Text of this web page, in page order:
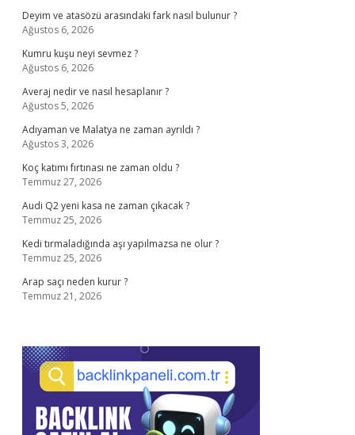
Deyim ve atasözü arasındaki fark nasıl bulunur ?
Ağustos 6, 2026
Kumru kuşu neyi sevmez ?
Ağustos 6, 2026
Averaj nedir ve nasıl hesaplanır ?
Ağustos 5, 2026
Adıyaman ve Malatya ne zaman ayrıldı ?
Ağustos 3, 2026
Koç katımı fırtınası ne zaman oldu ?
Temmuz 27, 2026
Audi Q2 yeni kasa ne zaman çıkacak ?
Temmuz 25, 2026
Kedi tırmaladığında aşı yapılmazsa ne olur ?
Temmuz 25, 2026
Arap saçı neden kurur ?
Temmuz 21, 2026